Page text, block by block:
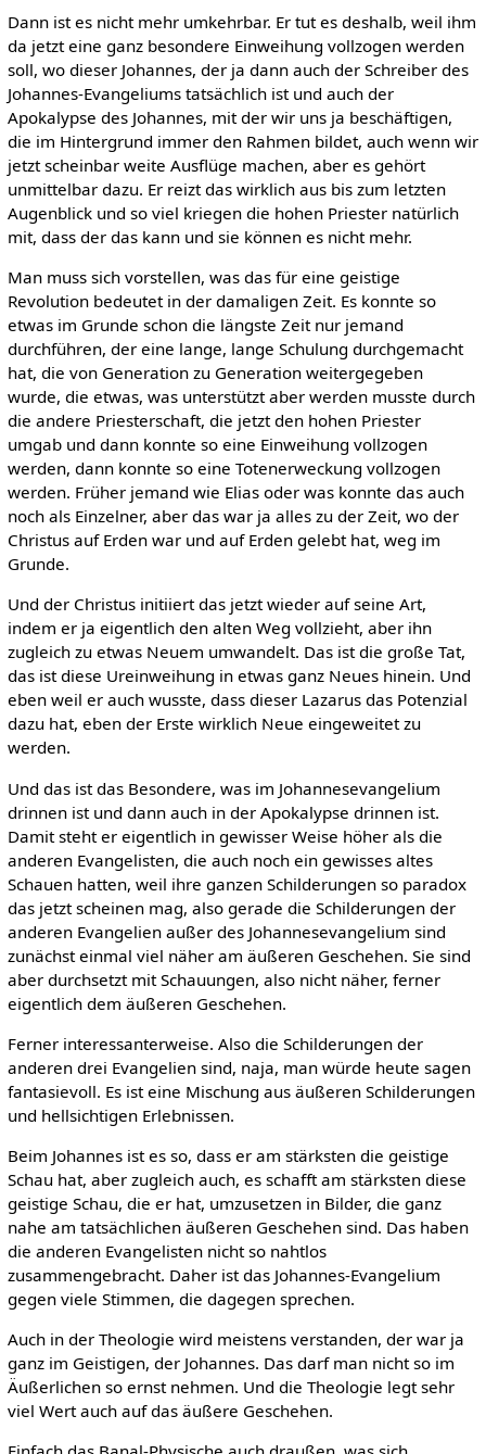
Dann ist es nicht mehr umkehrbar. Er tut es deshalb, weil ihm
da jetzt eine ganz besondere Einweihung vollzogen werden
soll, wo dieser Johannes, der ja dann auch der Schreiber des
Johannes-Evangeliums tatsächlich ist und auch der
Apokalypse des Johannes, mit der wir uns ja beschäftigen,
die im Hintergrund immer den Rahmen bildet, auch wenn wir
jetzt scheinbar weite Ausflüge machen, aber es gehört
unmittelbar dazu. Er reizt das wirklich aus bis zum letzten
Augenblick und so viel kriegen die hohen Priester natürlich
mit, dass der das kann und sie können es nicht mehr.
Man muss sich vorstellen, was das für eine geistige
Revolution bedeutet in der damaligen Zeit. Es konnte so
etwas im Grunde schon die längste Zeit nur jemand
durchführen, der eine lange, lange Schulung durchgemacht
hat, die von Generation zu Generation weitergegeben
wurde, die etwas, was unterstützt aber werden musste durch
die andere Priesterschaft, die jetzt den hohen Priester
umgab und dann konnte so eine Einweihung vollzogen
werden, dann konnte so eine Totenerweckung vollzogen
werden. Früher jemand wie Elias oder was konnte das auch
noch als Einzelner, aber das war ja alles zu der Zeit, wo der
Christus auf Erden war und auf Erden gelebt hat, weg im
Grunde.
Und der Christus initiiert das jetzt wieder auf seine Art,
indem er ja eigentlich den alten Weg vollzieht, aber ihn
zugleich zu etwas Neuem umwandelt. Das ist die große Tat,
das ist diese Ureinweihung in etwas ganz Neues hinein. Und
eben weil er auch wusste, dass dieser Lazarus das Potenzial
dazu hat, eben der Erste wirklich Neue eingeweitet zu
werden.
Und das ist das Besondere, was im Johannesevangelium
drinnen ist und dann auch in der Apokalypse drinnen ist.
Damit steht er eigentlich in gewisser Weise höher als die
anderen Evangelisten, die auch noch ein gewisses altes
Schauen hatten, weil ihre ganzen Schilderungen so paradox
das jetzt scheinen mag, also gerade die Schilderungen der
anderen Evangelien außer des Johannesevangelium sind
zunächst einmal viel näher am äußeren Geschehen. Sie sind
aber durchsetzt mit Schauungen, also nicht näher, ferner
eigentlich dem äußeren Geschehen.
Ferner interessanterweise. Also die Schilderungen der
anderen drei Evangelien sind, naja, man würde heute sagen
fantasievoll. Es ist eine Mischung aus äußeren Schilderungen
und hellsichtigen Erlebnissen.
Beim Johannes ist es so, dass er am stärksten die geistige
Schau hat, aber zugleich auch, es schafft am stärksten diese
geistige Schau, die er hat, umzusetzen in Bilder, die ganz
nahe am tatsächlichen äußeren Geschehen sind. Das haben
die anderen Evangelisten nicht so nahtlos
zusammengebracht. Daher ist das Johannes-Evangelium
gegen viele Stimmen, die dagegen sprechen.
Auch in der Theologie wird meistens verstanden, der war ja
ganz im Geistigen, der Johannes. Das darf man nicht so im
Äußerlichen so ernst nehmen. Und die Theologie legt sehr
viel Wert auch auf das äußere Geschehen.